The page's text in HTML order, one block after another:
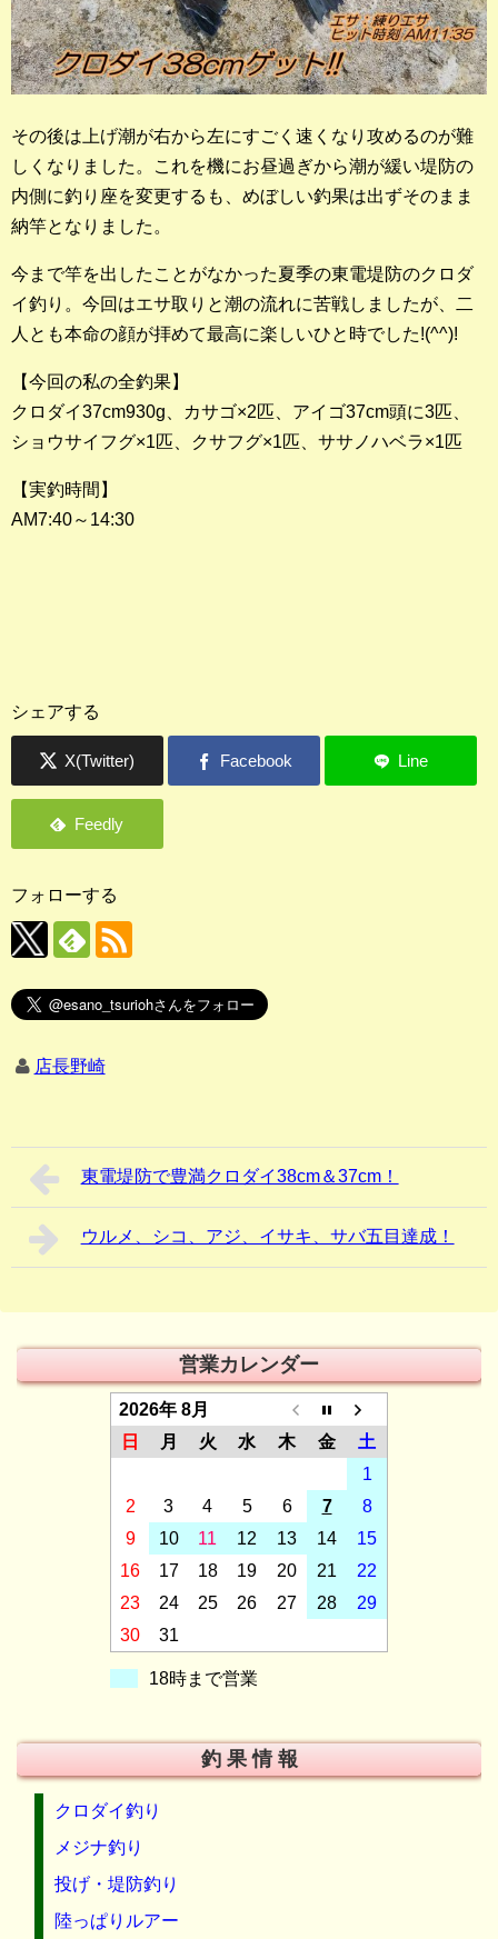
その後は上げ潮が右から左にすごく速くなり攻めるのが難
しくなりました。これを機にお昼過ぎから潮が緩い堤防の
内側に釣り座を変更するも、めぼしい釣果は出ずそのまま
納竿となりました。
今まで竿を出したことがなかった夏季の東電堤防のクロダ
イ釣り。今回はエサ取りと潮の流れに苦戦しましたが、二
人とも本命の顔が拝めて最高に楽しいひと時でした!(^^)!
【今回の私の全釣果】
クロダイ37cm930g、カサゴ×2匹、アイゴ37cm頭に3匹、
ショウサイフグ×1匹、クサフグ×1匹、ササノハベラ×1匹
【実釣時間】
AM7:40～14:30
シェアする
フォローする
店長野崎
東電堤防で豊満クロダイ38cm＆37cm！
ウルメ、シコ、アジ、イサキ、サバ五目達成！
営業カレンダー
2026年 8月
日
月 火 水 木 金
土
1
2
3 4 5 6 7
8
9
10 11 12 13 14
15
16
17 18 19 20 21
22
23
24 25 26 27 28
29
30
31
18時まで営業
釣 果 情 報
クロダイ釣り
メジナ釣り
投げ・堤防釣り
陸っぱりルアー